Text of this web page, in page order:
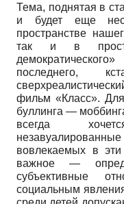
Тема, поднятая в
и будет еще
пространстве
так и в
последнего,
фильм «Класс».
буллинга —
всегда
вовлекаемых в
важное —
субъективные
социальным